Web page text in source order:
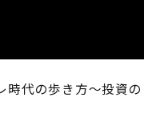
時代の歩き方～投資の